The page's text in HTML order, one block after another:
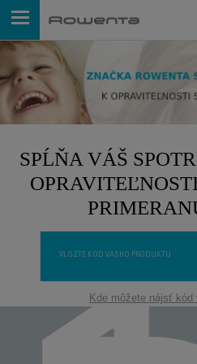
SPĹŇA VÁŠ
Kde môžete nájsť kód
Čo je to